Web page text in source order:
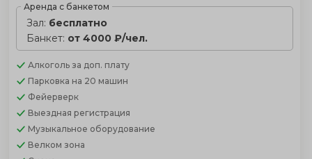
Аренда с банкетом
Зал: бесплатно
Банкет: от 4000 ₽/чел.
Алкоголь за доп. плату
Парковка на 20 машин
Фейерверк
Выездная регистрация
Музыкальное оборудование
Велком зона